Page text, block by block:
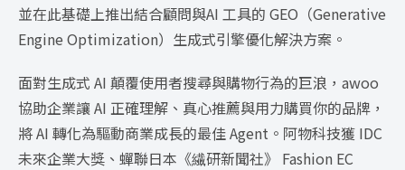
並在此基礎上推出結合顧問與AI 工具的 GEO（Generative
Engine Optimization）生成式引擎優化解決方案。
面對生成式 AI 顛覆使用者搜尋與購物行為的巨浪，awoo
協助企業讓 AI 正確理解、真心推薦與用力購買你的品牌，
將 AI 轉化為驅動商業成長的最佳 Agent。阿物科技獲 IDC
未來企業大獎、蟬聯日本《繊研新聞社》 Fashion EC